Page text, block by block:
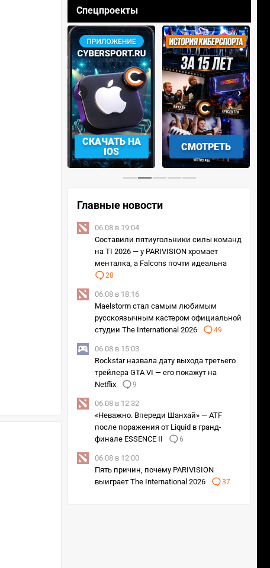
Спецпроекты
СМОТРЕТЬ УЧАСТВОВАТЬ
‹ ›
Главные новости
06.08 в 19:04
Составили пятиугольники силы команд
на TI 2026 — у PARIVISION хромает
менталка, а Falcons почти идеальна
28
06.08 в 18:16
Maelstorm стал самым любимым
русскоязычным кастером официальной
студии The International 2026
49
06.08 в 15:03
Rockstar назвала дату выхода третьего
трейлера GTA VI — его покажут на
Netflix
9
06.08 в 12:32
«Неважно. Впереди Шанхай» — ATF
после поражения от Liquid в гранд-
финале ESSENCE II
6
06.08 в 12:00
Пять причин, почему PARIVISION
выиграет The International 2026
37